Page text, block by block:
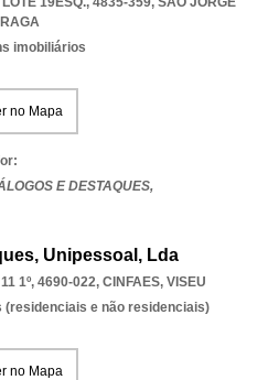
imobiliários
no Mapa
E DESTAQUES,
Unipessoal, Lda
1º, 4690-022, CINFAES, VISEU
e não residenciais)
no Mapa